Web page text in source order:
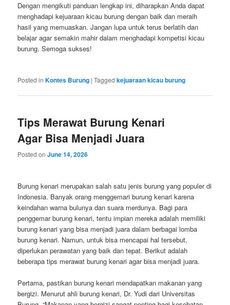
Dengan mengikuti panduan lengkap ini, diharapkan Anda dapat
menghadapi kejuaraan kicau burung dengan baik dan meraih
hasil yang memuaskan. Jangan lupa untuk terus berlatih dan
belajar agar semakin mahir dalam menghadapi kompetisi kicau
burung. Semoga sukses!
Posted in Kontes Burung |Tagged kejuaraan kicau burung
Tips Merawat Burung Kenari
Agar Bisa Menjadi Juara
Posted onJune 14, 2026
Burung kenari merupakan salah satu jenis burung yang populer di
Indonesia. Banyak orang menggemari burung kenari karena
keindahan warna bulunya dan suara merdunya. Bagi para
penggemar burung kenari, tentu impian mereka adalah memiliki
burung kenari yang bisa menjadi juara dalam berbagai lomba
burung kenari. Namun, untuk bisa mencapai hal tersebut,
diperlukan perawatan yang baik dan tepat. Berikut adalah
beberapa tips merawat burung kenari agar bisa menjadi juara.
Pertama, pastikan burung kenari mendapatkan makanan yang
bergizi. Menurut ahli burung kenari, Dr. Yudi dari Universitas